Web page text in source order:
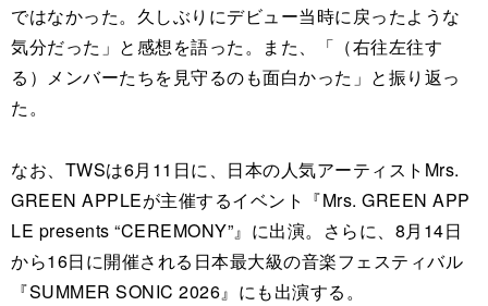
ではなかった。久しぶりにデビュー当時に戻ったような
気分だった」と感想を語った。また、「（右往左往す
る）メンバーたちを見守るのも面白かった」と振り返っ
た。
なお、TWSは6月11日に、日本の人気アーティストMrs.
GREEN APPLEが主催するイベント『Mrs. GREEN APP
LE presents “CEREMONY”』に出演。さらに、8月14日
から16日に開催される日本最大級の音楽フェスティバル
『SUMMER SONIC 2026』にも出演する。